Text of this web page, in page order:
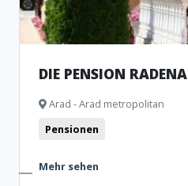
DIE PENSION RADENA
Arad - Arad metropolitan
Pensionen
Mehr sehen